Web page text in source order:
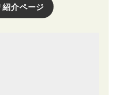
紹介ページ